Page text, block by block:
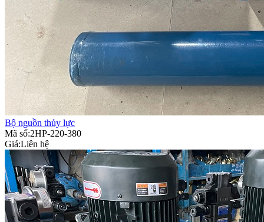
Bộ nguồn thủy lực
Mã số:2HP-220-380
Giá:Liên hệ